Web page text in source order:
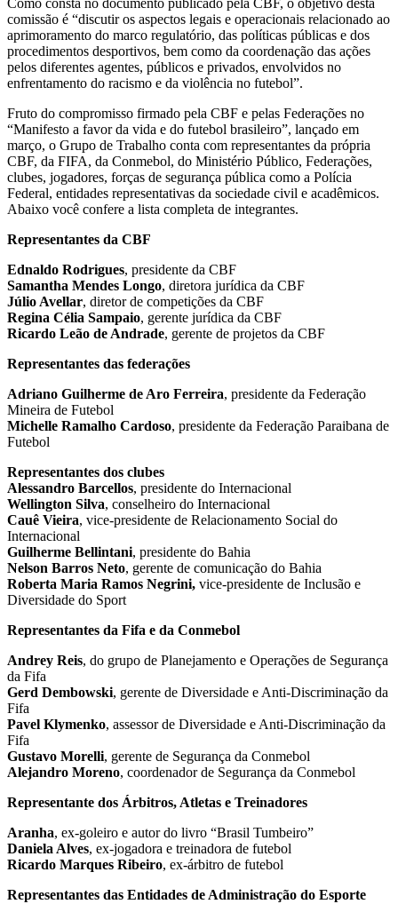
comissão é “discutir os aspectos legais e operacionais relacionado ao
aprimoramento do marco regulatório, das políticas públicas e dos
procedimentos desportivos, bem como da coordenação das ações
pelos diferentes agentes, públicos e privados, envolvidos no
enfrentamento do racismo e da violência no futebol”.
Fruto do compromisso firmado pela CBF e pelas Federações no
“Manifesto a favor da vida e do futebol brasileiro”, lançado em
março, o Grupo de Trabalho conta com representantes da própria
CBF, da FIFA, da Conmebol, do Ministério Público, Federações,
clubes, jogadores, forças de segurança pública como a Polícia
Federal, entidades representativas da sociedade civil e acadêmicos.
Abaixo você confere a lista completa de integrantes.
Representantes da CBF
Ednaldo Rodrigues, presidente da CBF
Samantha Mendes Longo, diretora jurídica da CBF
Júlio Avellar, diretor de competições da CBF
Regina Célia Sampaio, gerente jurídica da CBF
Ricardo Leão de Andrade, gerente de projetos da CBF
Representantes das federações
Adriano Guilherme de Aro Ferreira, presidente da Federação
Mineira de Futebol
Michelle Ramalho Cardoso, presidente da Federação Paraibana de
Futebol
Representantes dos clubes
Alessandro Barcellos, presidente do Internacional
Wellington Silva, conselheiro do Internacional
Cauê Vieira, vice-presidente de Relacionamento Social do
Internacional
Guilherme Bellintani, presidente do Bahia
Nelson Barros Neto, gerente de comunicação do Bahia
Roberta Maria Ramos Negrini, vice-presidente de Inclusão e
Diversidade do Sport
Representantes da Fifa e da Conmebol
Andrey Reis, do grupo de Planejamento e Operações de Segurança
da Fifa
Gerd Dembowski, gerente de Diversidade e Anti-Discriminação da
Fifa
Pavel Klymenko, assessor de Diversidade e Anti-Discriminação da
Fifa
Gustavo Morelli, gerente de Segurança da Conmebol
Alejandro Moreno, coordenador de Segurança da Conmebol
Representante dos Árbitros, Atletas e Treinadores
Aranha, ex-goleiro e autor do livro “Brasil Tumbeiro”
Daniela Alves, ex-jogadora e treinadora de futebol
Ricardo Marques Ribeiro, ex-árbitro de futebol
Representantes das Entidades de Administração do Esporte